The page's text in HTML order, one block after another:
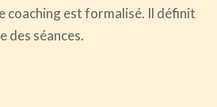
coaching est formalisé. Il définit
des séances.